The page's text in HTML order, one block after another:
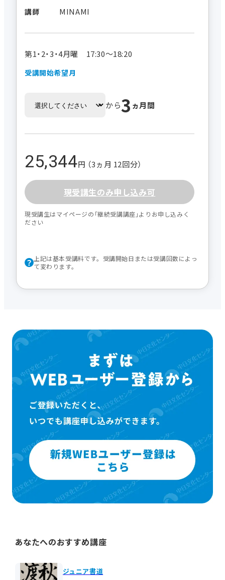
講師 MINAMI
第1・2・3・4月曜 17:30～18:20
受講開始希望月
から3 ヵ月間
25,344円 （3ヵ月 12回分）
現受講生のみ申し込み可
現受講生はマイページの｢継続受講講座｣よりお申し込みく
ださい
上記は基本受講料です。受講開始日または受講回数によっ
て変わります。
あなたへのおすすめ講座
ジュニア書道